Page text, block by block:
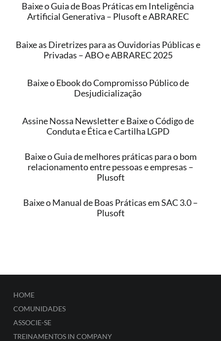
Baixe o Guia de Boas Práticas em Inteligência
Artificial Generativa – Plusoft e ABRAREC
Baixe as Diretrizes para as Ouvidorias Públicas e
Privadas – ABO e ABRAREC 2025
Baixe o Ebook do Compromisso Público de
Desjudicialização
Assine Nossa Newsletter e Baixe o Código de
Conduta e Ética e Cartilha LGPD
Baixe o Guia de melhores práticas para o bom
relacionamento entre pessoas e empresas –
Plusoft
Baixe o Manual de Boas Práticas em SAC 3.0 –
Plusoft
HOME
COMUNIDADES
ASSOCIE-SE
TREINAMENTOS IN COMPANY